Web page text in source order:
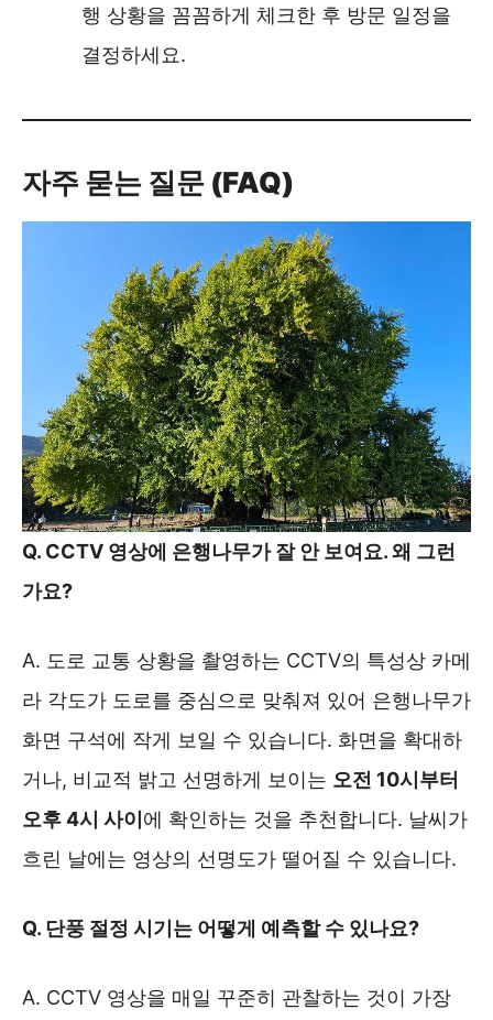
행 상황을 꼼꼼하게 체크한 후 방문 일정을
결정하세요.
자주 묻는 질문 (FAQ)
Q. CCTV 영상에 은행나무가 잘 안 보여요. 왜 그런
가요?
A. 도로 교통 상황을 촬영하는 CCTV의 특성상 카메
라 각도가 도로를 중심으로 맞춰져 있어 은행나무가
화면 구석에 작게 보일 수 있습니다. 화면을 확대하
거나, 비교적 밝고 선명하게 보이는 오전 10시부터
오후 4시 사이에 확인하는 것을 추천합니다. 날씨가
흐린 날에는 영상의 선명도가 떨어질 수 있습니다.
Q. 단풍 절정 시기는 어떻게 예측할 수 있나요?
A. CCTV 영상을 매일 꾸준히 관찰하는 것이 가장